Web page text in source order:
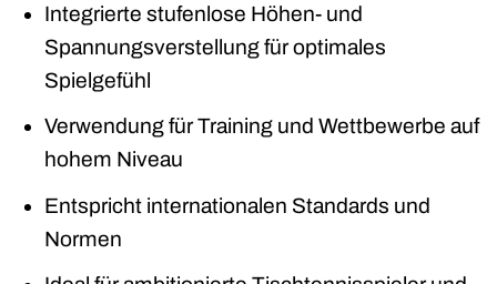
Integrierte stufenlose Höhen- und
Spannungsverstellung für optimales
Spielgefühl
Verwendung für Training und Wettbewerbe auf
hohem Niveau
Entspricht internationalen Standards und
Normen